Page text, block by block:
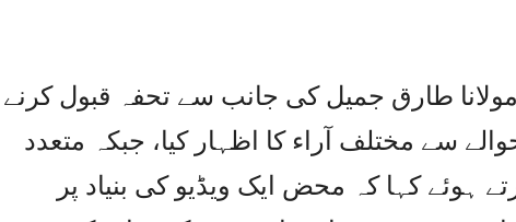
طارق جمیل کی جانب سے تحفہ قبول کرنے
سے مختلف آراء کا اظہار کیا، جبکہ متعدد
ہوئے کہا کہ محض ایک ویڈیو کی بنیاد پر